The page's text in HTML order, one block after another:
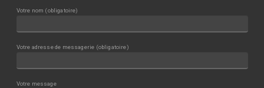
Votre nom (obligatoire)
Votre adresse de messagerie (obligatoire)
Votre message